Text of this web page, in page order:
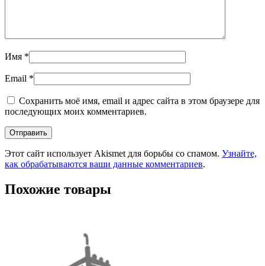
Имя *
Email *
Сохранить моё имя, email и адрес сайта в этом браузере для
последующих моих комментариев.
Этот сайт использует Akismet для борьбы со спамом. Узнайте,
как обрабатываются ваши данные комментариев.
Похожие товары